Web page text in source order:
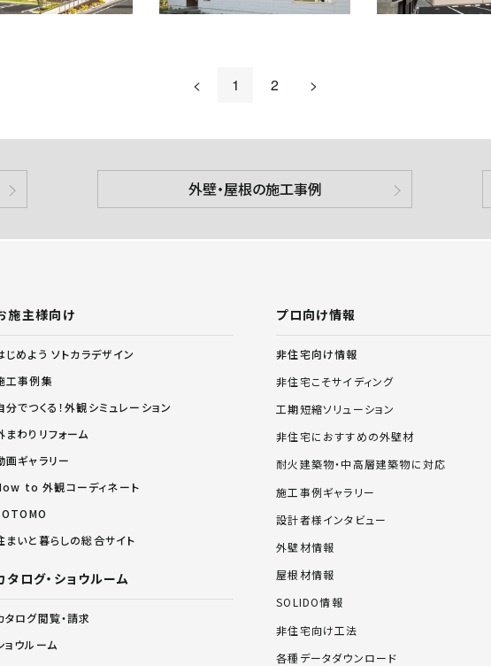
< 1 2 >
外壁・屋根の施工事例
施主様向け
じめよう ソトカラデザイン
工事例集
分でつくる！外観シミュレーション
まわりリフォーム
画ギャラリー
to 外観コーディネート
まいと暮らしの総合サイト
タログ・ショウルーム
タログ閲覧・請求
ョウルーム
プロ向け情報
非住宅向け情報
非住宅こそサイディング
工期短縮ソリューション
非住宅におすすめの外壁材
耐火建築物・中高層建築物に対応
施工事例ギャラリー
設計者様インタビュー
外壁材情報
屋根材情報
SOLIDO情報
非住宅向け工法
各種データダウンロード